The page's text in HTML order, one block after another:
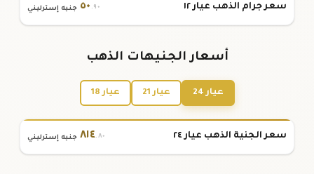
سعر جرام الذهب عيار ١٢ ٥٠ .٩٠ جنيه إسترليني
أسعار الجنيهات الذهب
عيار 24 عيار 21 عيار 18
سعر الجنية الذهب عيار ٢٤ ٨١٤.٨٠ جنيه إسترليني